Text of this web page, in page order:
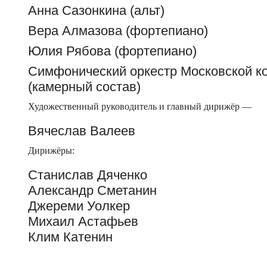
Анна Сазонкина (альт)
Вера Алмазова (фортепиано)
Юлия Рябова (фортепиано)
Симфонический оркестр Московской
(камерный состав)
Художественный руководитель и главный дирижёр —
Вячеслав Валеев
Дирижёры:
Станислав Дяченко
Александр Сметанин
Джереми Уолкер
Михаил Астафьев
Клим Катенин